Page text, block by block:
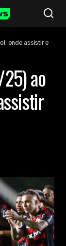
onde assistir e
ao